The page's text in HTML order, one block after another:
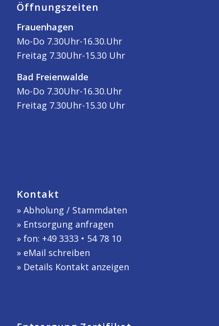
Öffnungszeiten
Frauenhagen
Mo-Do 7.30Uhr-16.30.Uhr
Freitag 7.30Uhr-15.30 Uhr
Bad Freienwalde
Mo-Do 7.30Uhr-16.30.Uhr
Freitag 7.30Uhr-15.30 Uhr
Kontakt
» Abholung / Stammdaten
» Entsorgung anfragen
» fon: +49 3333 • 54 78 10
» eMail schreiben
» Details Kontakt anzeigen